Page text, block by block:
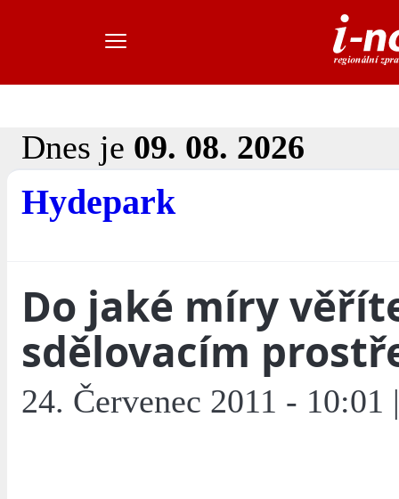
Dnes je 09. 08. 2026
Hydepark
Do jaké míry
sdělovacím
24. Červenec 2011 - 10:01